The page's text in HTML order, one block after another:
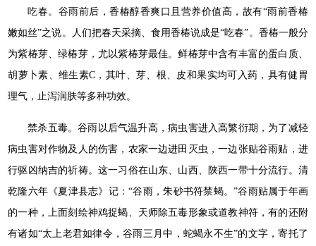
吃春。谷雨前后，香椿醇香爽口且营养价值高，故有“雨前香椿
嫩如丝”之说。人们把春天采摘、食用香椿说成是“吃春”。香椿一般分
为紫椿芽、绿椿芽，尤以紫椿芽最佳。鲜椿芽中含有丰富的蛋白质、
胡萝卜素、维生素C，其叶、芽、根、皮和果实均可入药，具有健胃
理气，止泻润肤等多种功效。
禁杀五毒。谷雨以后气温升高，病虫害进入高繁衍期，为了减轻
病虫害对作物及人的伤害，农家一边进田灭虫，一边张贴谷雨贴，进
行驱凶纳吉的祈祷。这一习俗在山东、山西、陕西一带十分流行。清
乾隆六年《夏津县志》记：“谷雨，朱砂书符禁蝎。”谷雨贴属于年画
的一种，上面刻绘神鸡捉蝎、天师除五毒形象或道教神符，有的还附
有诸如“太上老君如律令，谷雨三月中，蛇蝎永不生”的文字，寄托了